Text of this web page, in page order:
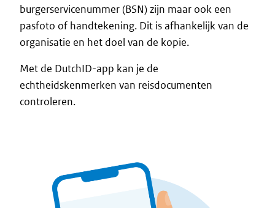
burgerservicenummer (BSN) zijn maar ook een
pasfoto of handtekening. Dit is afhankelijk van de
organisatie en het doel van de kopie.
Met de DutchID-app kan je de
echtheidskenmerken van reisdocumenten
controleren.